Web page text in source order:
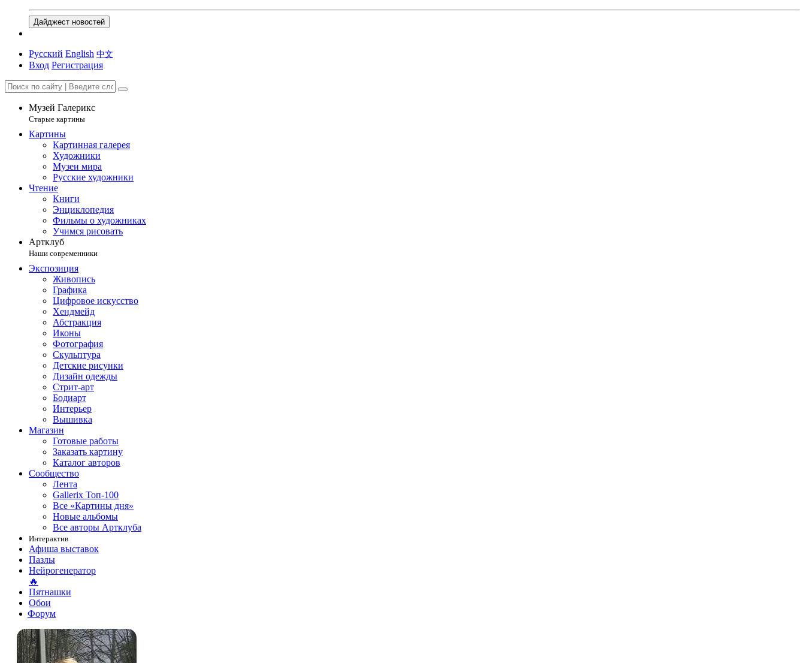
Дайджест новостей
Русский English 中文
Вход Регистрация
Музей Галерикс
Старые картины
Картины
Картинная галерея
Художники
Музеи мира
Русские художники
Чтение
Книги
Энциклопедия
Фильмы о художниках
Учимся рисовать
Артклуб
Наши современники
Экспозиция
Живопись
Графика
Цифровое искусство
Хендмейд
Абстракция
Иконы
Фотография
Скульптура
Детские рисунки
Дизайн одежды
Стрит-арт
Бодиарт
Интерьер
Вышивка
Магазин
Готовые работы
Заказать картину
Каталог авторов
Сообщество
Лента
Gallerix Топ-100
Все «Картины дня»
Новые альбомы
Все авторы Артклуба
Интерактив
Афиша выставок
Пазлы
Нейрогенератор
🔥
Пятнашки
Обои
Форум